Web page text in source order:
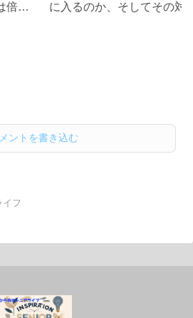
倍以
に入るのか、そしてその対
ントを書き込む
イフ